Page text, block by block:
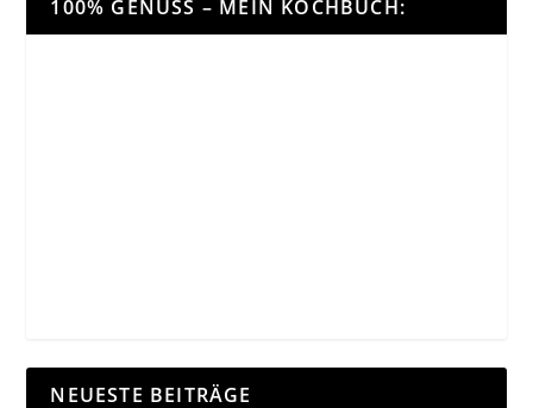
100% GENUSS – MEIN KOCHBUCH:
NEUESTE BEITRÄGE